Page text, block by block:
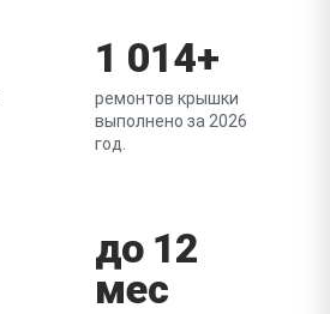
1 014+
ремонтов крышки
выполнено за 2026
год.
до 12
мес